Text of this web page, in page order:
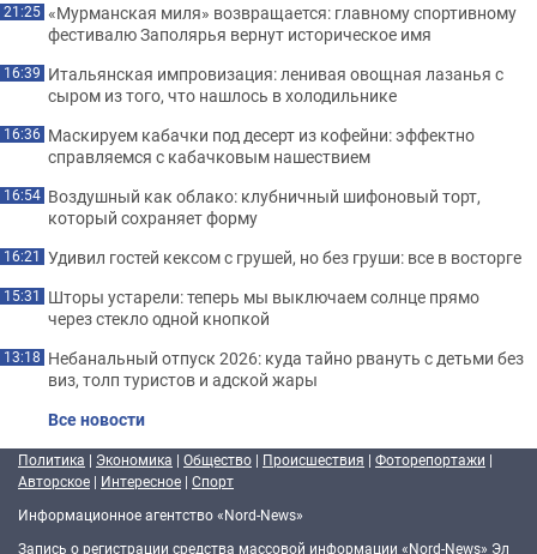
21:25 «Мурманская миля» возвращается: главному спортивному
фестивалю Заполярья вернут историческое имя
16:39 Итальянская импровизация: ленивая овощная лазанья с
сыром из того, что нашлось в холодильнике
16:36 Маскируем кабачки под десерт из кофейни: эффектно
справляемся с кабачковым нашествием
16:54 Воздушный как облако: клубничный шифоновый торт,
который сохраняет форму
16:21 Удивил гостей кексом с грушей, но без груши: все в восторге
15:31 Шторы устарели: теперь мы выключаем солнце прямо
через стекло одной кнопкой
13:18 Небанальный отпуск 2026: куда тайно рвануть с детьми без
виз, толп туристов и адской жары
Все новости
Политика | Экономика | Общество | Происшествия | Фоторепортажи |
Авторское | Интересное | Спорт
Информационное агентство «Nord-News»
Запись о регистрации средства массовой информации «Nord-News» Эл